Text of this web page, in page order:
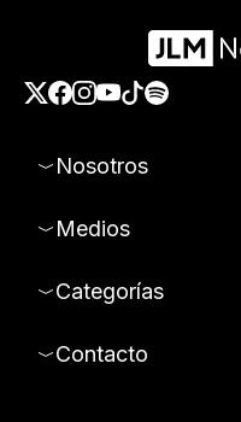
Nosotros
Medios
Categorías
Contacto